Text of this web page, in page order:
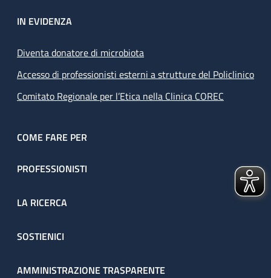
IN EVIDENZA
Diventa donatore di microbiota
Accesso di professionisti esterni a strutture del Policlinico
Comitato Regionale per l’Etica nella Clinica COREC
COME FARE PER
PROFESSIONISTI
LA RICERCA
SOSTIENICI
AMMINISTRAZIONE TRASPARENTE